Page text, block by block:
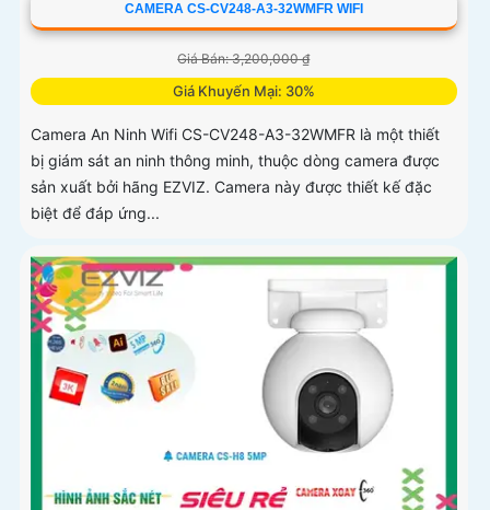
CAMERA CS-CV248-A3-32WMFR WIFI
Giá Bán: 3,200,000 ₫
Giá Khuyến Mại: 30%
Camera An Ninh Wifi CS-CV248-A3-32WMFR là một thiết
bị giám sát an ninh thông minh, thuộc dòng camera được
sản xuất bởi hãng EZVIZ. Camera này được thiết kế đặc
biệt để đáp ứng...